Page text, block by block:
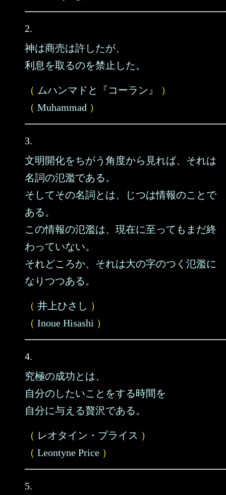
2.
神は商売は許したが、
利息を取るのを禁止した。
（ ムハンマドと『コーラン』
）
（ Muhammad ）
3.
文明開化をちがう角度から見れば、それは
名詞の氾濫である。
そしてその名詞とは、じつは情報のことで
ある。
この情報の氾濫は、現在に至ってもまだ終
わっていない。
それどころか、それは大の字のつく氾濫に
なりつつある。
（ 井上ひさし ）
（ Inoue Hisashi ）
4.
究極の成功とは、
自分のしたいことをする時間を
自分に与える贅沢である。
（ レオタイン・プライス ）
（ Leontyne Price ）
5.